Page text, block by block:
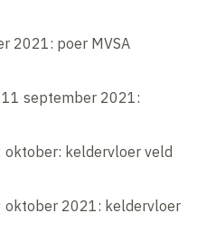
1
2021: poer MVSA
september 2021:
2
oktober: keldervloer veld
oktober 2021: keldervloer